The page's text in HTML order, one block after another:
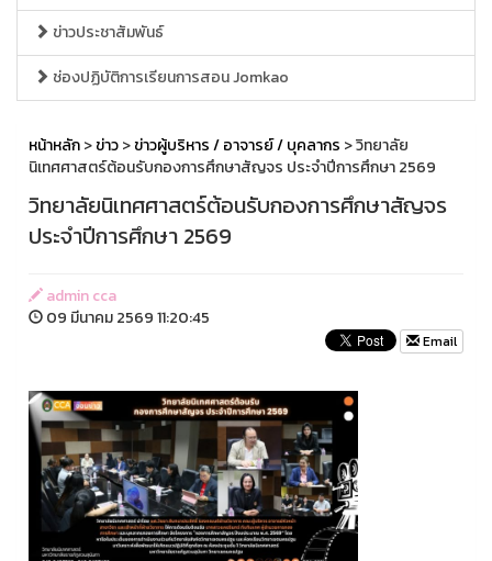
ข่าวประชาสัมพันธ์
ช่องปฏิบัติการเรียนการสอน Jomkao
หน้าหลัก>ข่าว>ข่าวผู้บริหาร / อาจารย์ / บุคลากร > วิทยาลัย
นิเทศศาสตร์ต้อนรับกองการศึกษาสัญจร ประจำปีการศึกษา 2569
วิทยาลัยนิเทศศาสตร์ต้อนรับกองการศึกษาสัญจร
ประจำปีการศึกษา 2569
admin cca
09 มีนาคม 2569 11:20:45
Email